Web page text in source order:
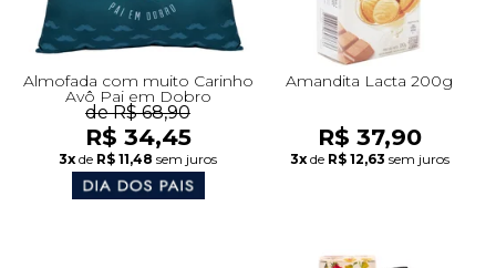
Almofada com muito Carinho
Avô Pai em Dobro
de R$ 68,90
R$ 34,45
3x de R$ 11,48 sem juros
Amandita Lacta 200g
R$ 37,90
3x de R$ 12,63 sem juros